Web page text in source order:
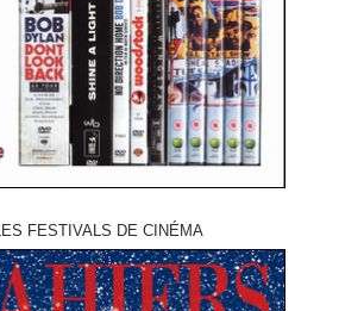
LES FESTIVALS DE CINÉMA